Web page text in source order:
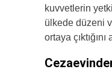
kuvvetlerin
ülkede düzeni
ortaya çıktığını